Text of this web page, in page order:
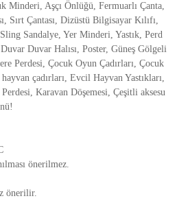
Minderi, Aşçı Önlüğü, Fermuarlı Çanta,
Sırt Çantası, Dizüstü Bilgisayar Kılıfı,
Sandalye, Yer Minderi, Yastık, Perd
Duvar Halısı, Poster, Güneş Gölgeli
Perdesi, Çocuk Oyun Çadırları, Çocuk
çadırları, Evcil Hayvan Yastıkları,
Karavan Döşemesi, Çeşitli aksesu
önerilmez.
önerilir.